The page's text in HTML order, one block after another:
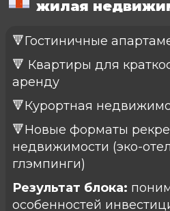
жилая
🔻Гостиничные
🔻 Квартиры для
аренду
🔻Курортная
🔻Новые форматы
недвижимости (эко-
глэмпинги)
Результат блока:
особенностей